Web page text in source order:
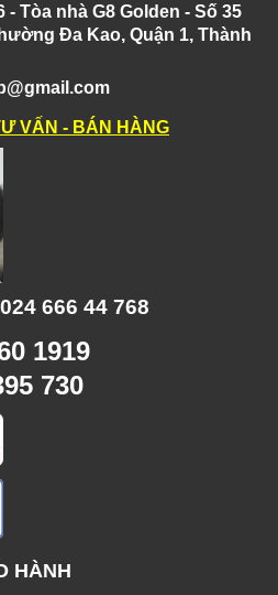
- Tòa nhà G8 Golden - Số 35
Đa Kao, Quận 1, Thành
VẤN - BÁN HÀNG
024 666 44 768
1919
730
HÀNH